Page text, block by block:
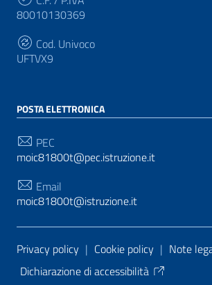
80010130369
Cod. Univoco
UFTVX9
POSTA ELETTRONICA
PEC
moic81800t@pec.istruzione.it
Email
moic81800t@istruzione.it
Sezione Link Utili
Privacy policy | Cookie policy | Note
Dichiarazione di accessibilità